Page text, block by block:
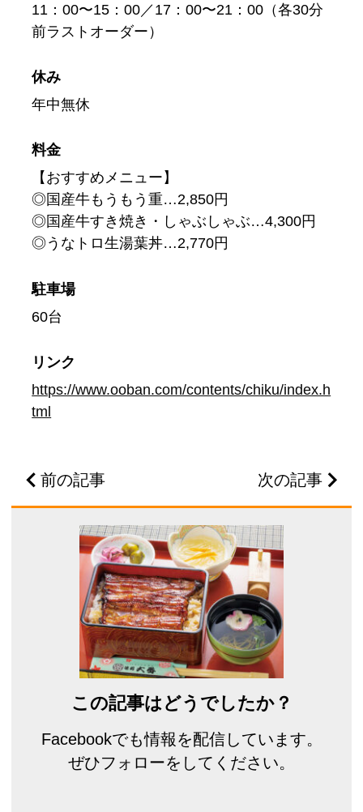
11：00〜15：00／17：00〜21：00（各30分
前ラストオーダー）
休み
年中無休
料金
【おすすめメニュー】
◎国産牛もうもう重…2,850円
◎国産牛すき焼き・しゃぶしゃぶ…4,300円
◎うなトロ生湯葉丼…2,770円
駐車場
60台
リンク
https://www.ooban.com/contents/chiku/index.h
tml
前の記事 次の記事
この記事はどうでしたか？
Facebookでも情報を配信しています。
ぜひフォローをしてください。